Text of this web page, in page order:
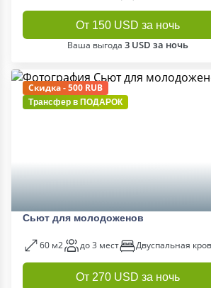
От 150 USD за ночь
Ваша выгода 3 USD за ночь
Скидка - 500 RUB
Трансфер в ПОДАРОК
Сьют для молодоженов
60 м2 до 3 мест Двуспальная
От 270 USD за ночь